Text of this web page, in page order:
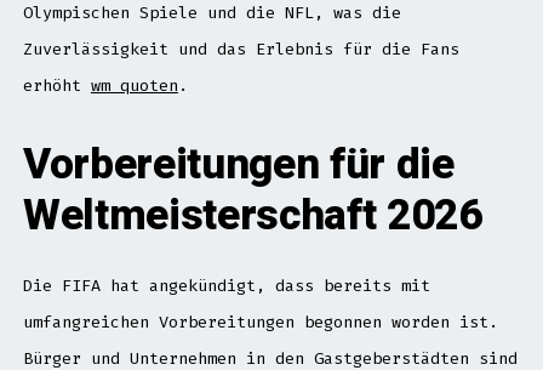
Olympischen Spiele und die NFL, was die
Zuverlässigkeit und das Erlebnis für die Fans
erhöht wm quoten .
Vorbereitungen für die
Weltmeisterschaft 2026
Die FIFA hat angekündigt, dass bereits mit
umfangreichen Vorbereitungen begonnen worden ist.
Bürger und Unternehmen in den Gastgeberstädten sind